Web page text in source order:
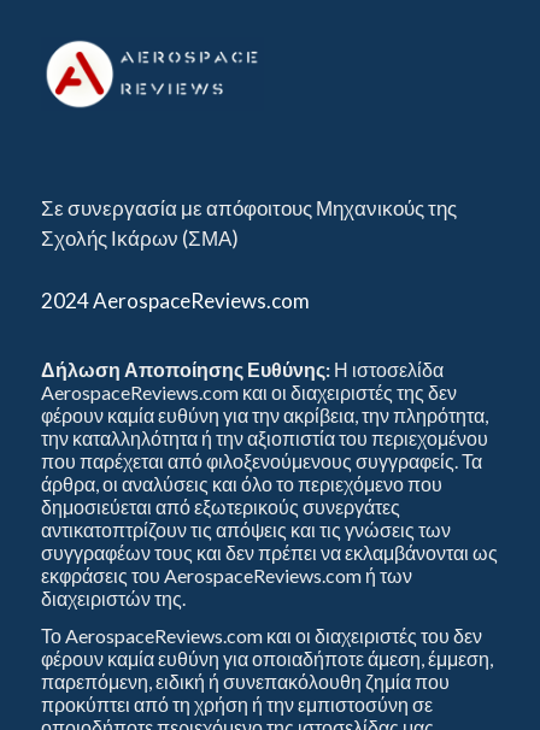
Σε συνεργασία με απόφοιτους Μηχανικούς της
Σχολής Ικάρων (ΣΜΑ)
2024 AerospaceReviews.com
Δήλωση Αποποίησης Ευθύνης: Η ιστοσελίδα
AerospaceReviews.com και οι διαχειριστές της δεν
φέρουν καμία ευθύνη για την ακρίβεια, την πληρότητα,
την καταλληλότητα ή την αξιοπιστία του περιεχομένου
που παρέχεται από φιλοξενούμενους συγγραφείς. Τα
άρθρα, οι αναλύσεις και όλο το περιεχόμενο που
δημοσιεύεται από εξωτερικούς συνεργάτες
αντικατοπτρίζουν τις απόψεις και τις γνώσεις των
συγγραφέων τους και δεν πρέπει να εκλαμβάνονται ως
εκφράσεις του AerospaceReviews.com ή των
διαχειριστών της.
Το AerospaceReviews.com και οι διαχειριστές του δεν
φέρουν καμία ευθύνη για οποιαδήποτε άμεση, έμμεση,
παρεπόμενη, ειδική ή συνεπακόλουθη ζημία που
προκύπτει από τη χρήση ή την εμπιστοσύνη σε